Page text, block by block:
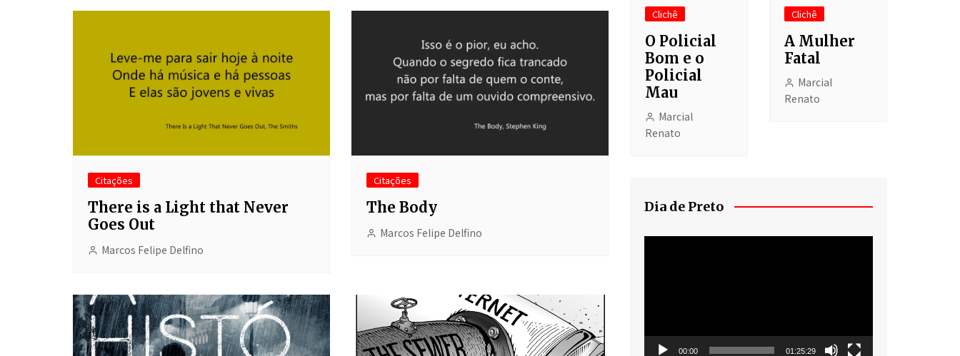
Citações
There is a Light that Never
Goes Out
Marcos Felipe Delfino
Citações
The Body
Marcos Felipe Delfino
Clichê
O Policial
Bom e o
Policial
Mau
Marcial
Renato
Clichê
A Mulher
Fatal
Marcial
Renato
Dia de Preto
00:00 01:25:29